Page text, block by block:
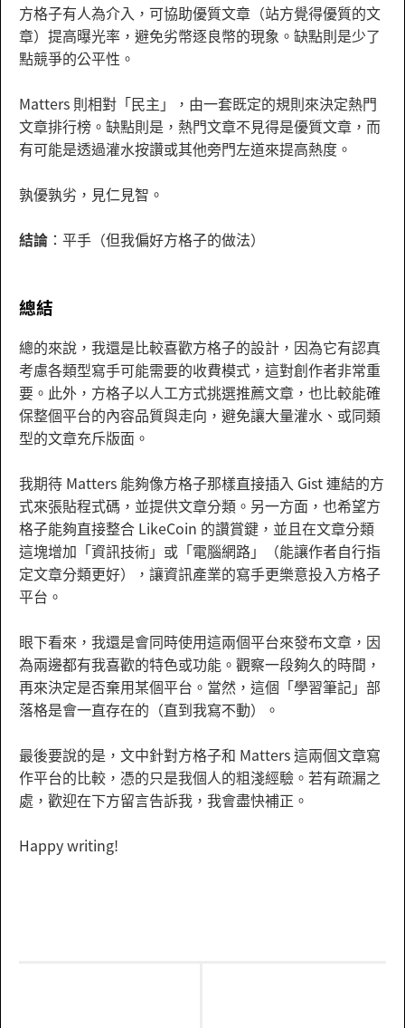
方格子有人為介入，可協助優質文章（站方覺得優質的文
章）提高曝光率，避免劣幣逐良幣的現象。缺點則是少了
點競爭的公平性。
Matters 則相對「民主」，由一套既定的規則來決定熱門
文章排行榜。缺點則是，熱門文章不見得是優質文章，而
有可能是透過灌水按讚或其他旁門左道來提高熱度。
孰優孰劣，見仁見智。
結論 ：平手（但我偏好方格子的做法）
總結
總的來說，我還是比較喜歡方格子的設計，因為它有認真
考慮各類型寫手可能需要的收費模式，這對創作者非常重
要。此外，方格子以人工方式挑選推薦文章，也比較能確
保整個平台的內容品質與走向，避免讓大量灌水、或同類
型的文章充斥版面。
我期待 Matters 能夠像方格子那樣直接插入 Gist 連結的方
式來張貼程式碼，並提供文章分類。另一方面，也希望方
格子能夠直接整合 LikeCoin 的讚賞鍵，並且在文章分類
這塊增加「資訊技術」或「電腦網路」（能讓作者自行指
定文章分類更好），讓資訊產業的寫手更樂意投入方格子
平台。
眼下看來，我還是會同時使用這兩個平台來發布文章，因
為兩邊都有我喜歡的特色或功能。觀察一段夠久的時間，
再來決定是否棄用某個平台。當然，這個「學習筆記」部
落格是會一直存在的（直到我寫不動）。
最後要說的是，文中針對方格子和 Matters 這兩個文章寫
作平台的比較，憑的只是我個人的粗淺經驗。若有疏漏之
處，歡迎在下方留言告訴我，我會盡快補正。
Happy writing!